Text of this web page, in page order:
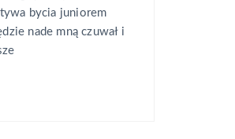
bycia juniorem
nade mną czuwał i